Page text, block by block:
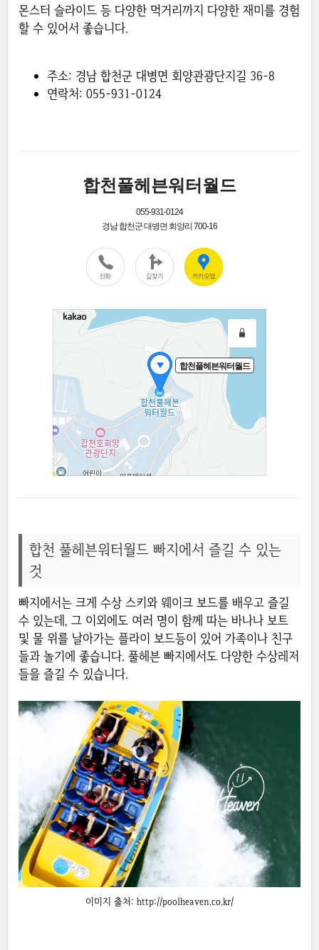
몬스터 슬라이드 등 다양한 먹거리까지 다양한 재미를 경험
할 수 있어서 좋습니다.
주소: 경남 합천군 대병면 회양관광단지길 36-8
연락처: 055-931-0124
합천 풀헤븐워터월드 빠지에서 즐길 수 있는
것
빠지에서는 크게 수상 스키와 웨이크 보드를 배우고 즐길
수 있는데, 그 이외에도 여러 명이 함께 따는 바나나 보트
및 물 위를 날아가는 플라이 보드등이 있어 가족이나 친구
들과 놀기에 좋습니다. 풀헤븐 빠지에서도 다양한 수상레저
들을 즐길 수 있습니다.
이미지 출처: http://poolheaven.co.kr/